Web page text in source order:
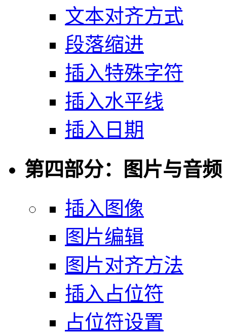
文本对齐方式
段落缩进
插入特殊字符
插入水平线
插入日期
第四部分：图片与音频
插入图像
图片编辑
图片对齐方法
插入占位符
占位符设置